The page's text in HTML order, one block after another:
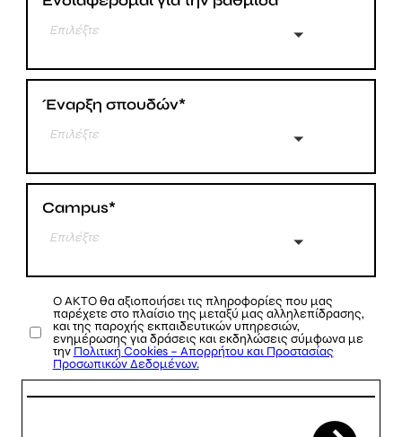
Επιλέξτε
Έναρξη σπουδών*
Επιλέξτε
Campus*
Επιλέξτε
Ο ΑΚΤΟ θα αξιοποιήσει τις πληροφορίες που μας
παρέχετε στο πλαίσιο της μεταξύ μας αλληλεπίδρασης,
και της παροχής εκπαιδευτικών υπηρεσιών,
ενημέρωσης για δράσεις και εκδηλώσεις σύμφωνα με
την Πολιτική Cookies – Απορρήτου και Προστασίας
Προσωπικών Δεδομένων.